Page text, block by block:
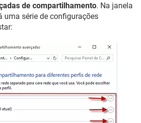
de compartilhamento. Na janela
uma série de configurações